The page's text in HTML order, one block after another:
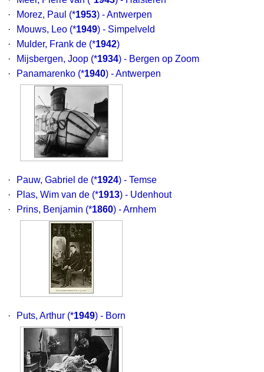
·
Morez, Paul (*1953) - Antwerpen
·
Mouws, Leo (*1949) - Simpelveld
·
Mulder, Frank de (*1942)
·
Mijsbergen, Joop (*1934) - Bergen op Zoom
·
Panamarenko (*1940) - Antwerpen
· Pauw, Gabriel de (*1924) - Temse
·
Plas, Wim van de (*1913) - Udenhout
·
Prins, Benjamin (*1860) - Arnhem
· Puts, Arthur (*1949) - Born